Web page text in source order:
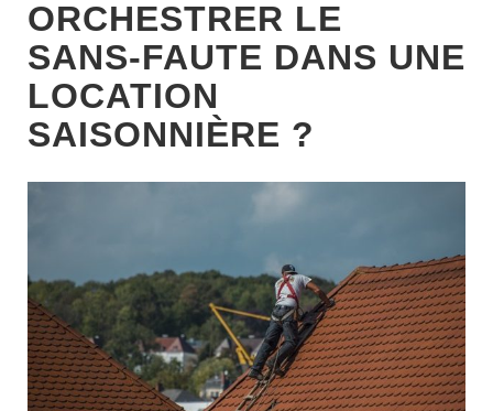
ORCHESTRER LE
SANS-FAUTE DANS UNE
LOCATION
SAISONNIÈRE ?